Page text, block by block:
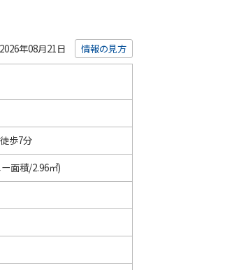
年08月21日 情報の見方
歩7分
面積/2.96㎡)